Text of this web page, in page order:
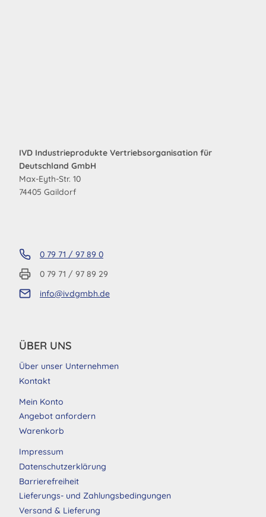
IVD Industrieprodukte Vertriebsorganisation für
Deutschland GmbH
Max-Eyth-Str. 10
74405 Gaildorf
0 79 71 / 97 89 0
0 79 71 / 97 89 29
info@ivdgmbh.de
ÜBER UNS
Über unser Unternehmen
Kontakt
Mein Konto
Angebot anfordern
Warenkorb
Impressum
Datenschutzerklärung
Barrierefreiheit
Lieferungs- und Zahlungsbedingungen
Versand & Lieferung